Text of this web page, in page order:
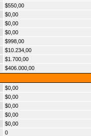
$550,00
$0,00
$0,00
$0,00
$998,00
$10.234,00
$1.700,00
$406.000,00
$0,00
$0,00
$0,00
$0,00
$0,00
0